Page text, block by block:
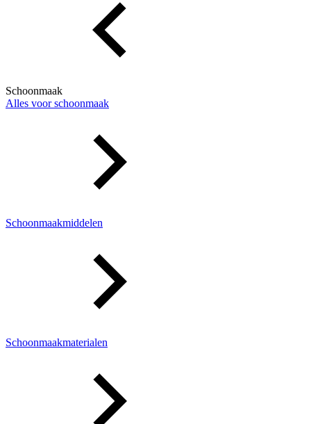
Schoonmaak
Alles voor schoonmaak
Schoonmaakmiddelen
Schoonmaakmaterialen